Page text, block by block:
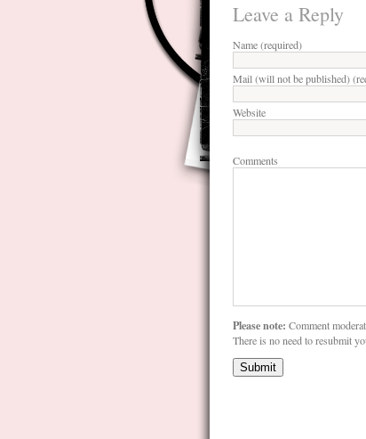
Leave a Reply
Name (required)
Mail (will not be published)
Website
Comments
Please note: Comment
There is no need to resubmit